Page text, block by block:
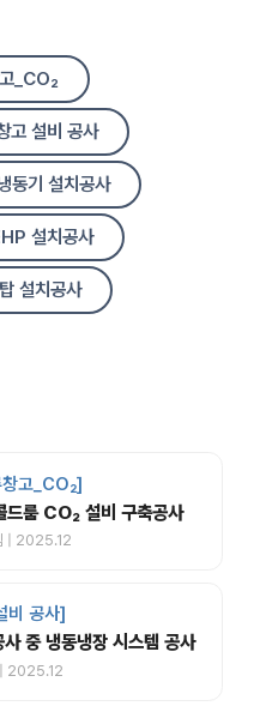
_CO₂
고 설비 공사
동기 설치공사
설치공사
설치공사
고_CO₂]
룸 CO₂ 설비 구축공사
| 2025.12
비 공사]
중 냉동냉장 시스템 공사
2025.12